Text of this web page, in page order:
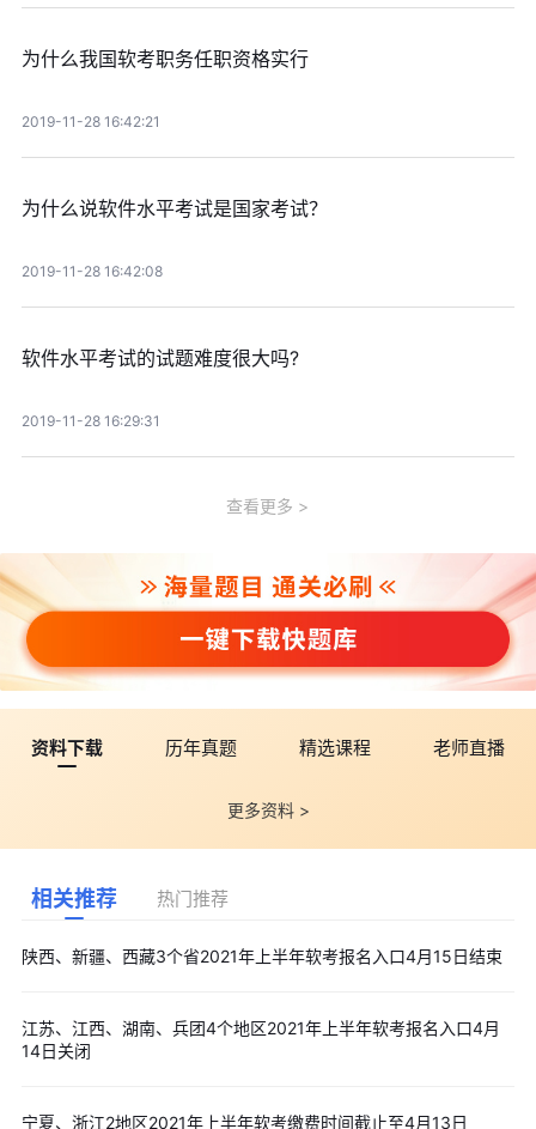
为什么我国软考职务任职资格实行
2019-11-28 16:42:21
为什么说软件水平考试是国家考试？
2019-11-28 16:42:08
软件水平考试的试题难度很大吗?
2019-11-28 16:29:31
查看更多
资料下载 历年真题 精选课程 老师直播
更多资料 >
相关推荐 热门推荐
陕西、新疆、西藏3个省2021年上半年软考报名入口4月15日结束
江苏、江西、湖南、兵团4个地区2021年上半年软考报名入口4月
14日关闭
宁夏、浙江2地区2021年上半年软考缴费时间截止至4月13日